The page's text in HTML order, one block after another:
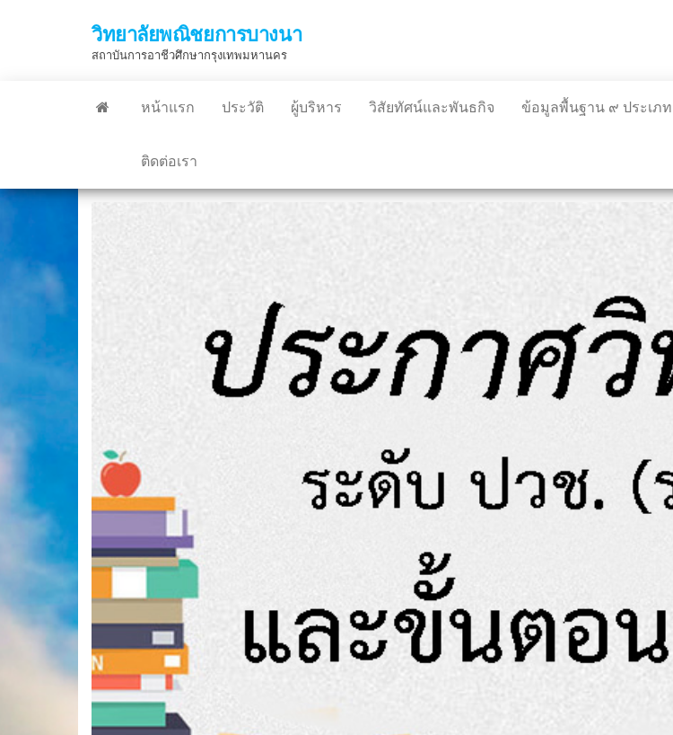
วิทยาลัยพณิชยการบางนา
สถาบันการอาชีวศึกษากรุงเทพมหานคร
หน้าแรก ประวัติ ผู้บริหาร วิสัยทัศน์และพันธกิจ ข้อมูลพื้นฐาน ๙ ประเภท
ติดต่อเรา